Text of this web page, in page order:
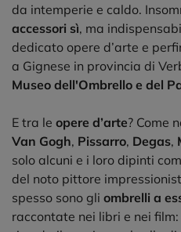
da intemperie e caldo.
accessori sì, ma
dedicato opere d’arte e
a Gignese in provincia di
Museo dell'Ombrello e del
E tra le opere d’arte? Come
Van Gogh, Pissarro, Degas,
solo alcuni e i loro dipinti
del noto pittore
spesso sono gli ombrelli a
raccontate nei libri e nei